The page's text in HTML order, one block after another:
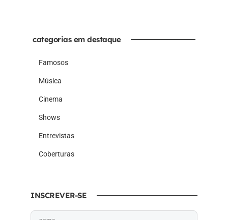
categorias em destaque
Famosos
Música
Cinema
Shows
Entrevistas
Coberturas
INSCREVER-SE